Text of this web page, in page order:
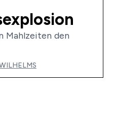
Mahlzeiten den